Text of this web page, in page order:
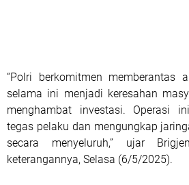
“Polri berkomitmen memberantas
selama ini menjadi keresahan
menghambat investasi. Operasi
tegas pelaku dan mengungkap
secara menyeluruh,” ujar
keterangannya, Selasa (6/5/2025).